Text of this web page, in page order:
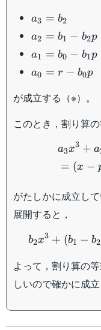
a_3=b_2
a3 = b2
a_2=b_1-
a2 = b1 − b2p
a_1=b_0-
a1 = b0 − b1p
a_0=r-
a0 = r − b0p
が成立する（※）。
このとき，割り算
a3x3 + a
= (x −
がたしかに成立し
展開すると，
b2x3 + (b1 − b2
よって，割り算の
しいので確かに成立